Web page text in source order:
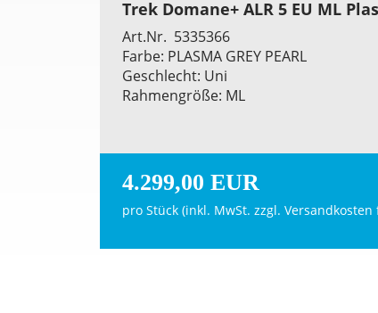
Trek Domane+ ALR 5 EU ML
Art.Nr. 5335366
Farbe: PLASMA GREY PEARL
Geschlecht: Uni
Rahmengröße: ML
4.299,00 EUR
pro Stück (inkl. MwSt. zzgl.